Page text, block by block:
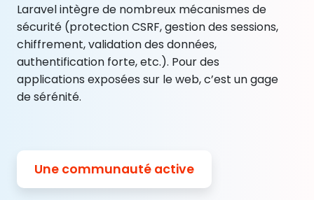
Laravel intègre de nombreux mécanismes de
sécurité (protection CSRF, gestion des sessions,
chiffrement, validation des données,
authentification forte, etc.). Pour des
applications exposées sur le web, c’est un gage
de sérénité.
Une communauté active